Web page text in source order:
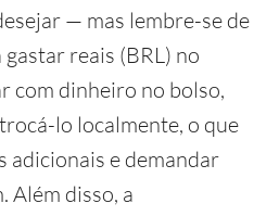
— mas lembre-se de
reais (BRL) no
com dinheiro no bolso,
lo localmente, o que
adicionais e demandar
Além disso, a